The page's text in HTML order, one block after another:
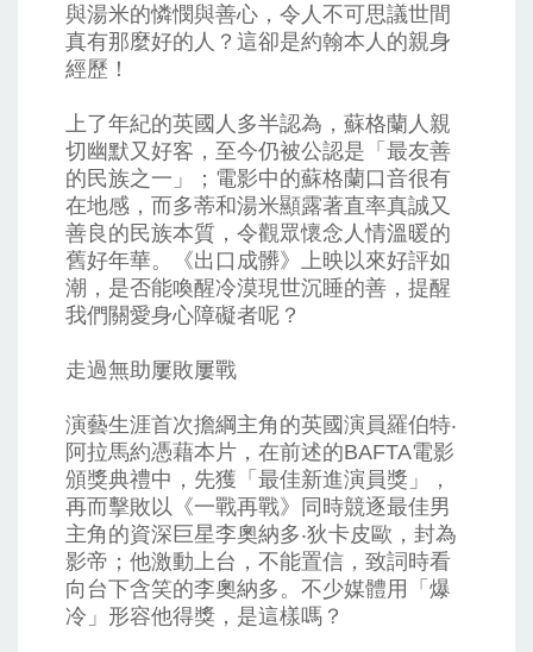
與湯米的憐憫與善心，令人不可思議世間
真有那麼好的人？這卻是約翰本人的親身
經歷！
上了年紀的英國人多半認為，蘇格蘭人親
切幽默又好客，至今仍被公認是「最友善
的民族之一」；電影中的蘇格蘭口音很有
在地感，而多蒂和湯米顯露著直率真誠又
善良的民族本質，令觀眾懷念人情溫暖的
舊好年華。《出口成髒》上映以來好評如
潮，是否能喚醒冷漠現世沉睡的善，提醒
我們關愛身心障礙者呢？
走過無助屢敗屢戰
演藝生涯首次擔綱主角的英國演員羅伯特‧
阿拉馬約憑藉本片，在前述的BAFTA電影
頒獎典禮中，先獲「最佳新進演員獎」，
再而擊敗以《一戰再戰》同時競逐最佳男
主角的資深巨星李奧納多‧狄卡皮歐，封為
影帝；他激動上台，不能置信，致詞時看
向台下含笑的李奧納多。不少媒體用「爆
冷」形容他得獎，是這樣嗎？